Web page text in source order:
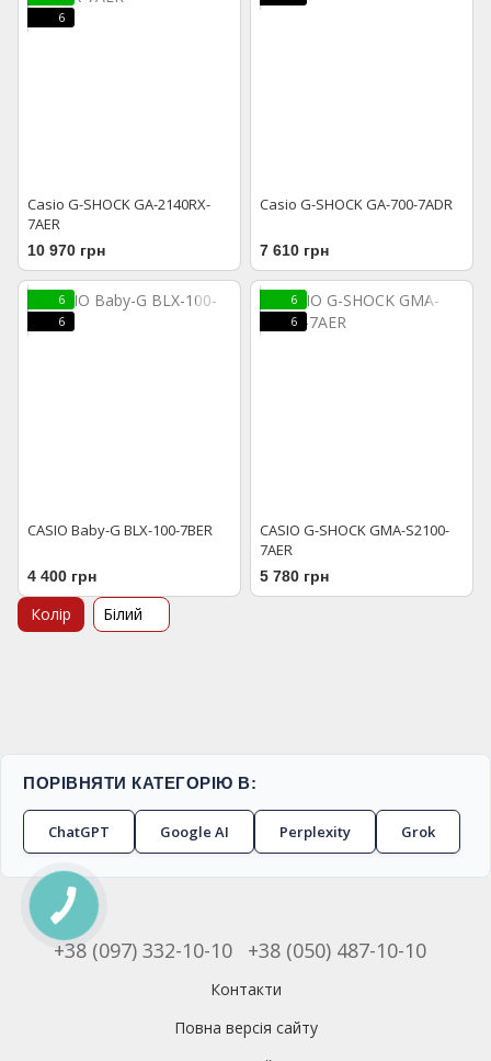
6
Casio G-SHOCK GA-2140RX-
7AER
10 970 грн
Casio G-SHOCK GA-700-7ADR
7 610 грн
6
6
CASIO Baby-G BLX-100-7BER
4 400 грн
6
6
CASIO G-SHOCK GMA-S2100-
7AER
5 780 грн
Колір Білий
ПОРІВНЯТИ КАТЕГОРІЮ В:
ChatGPT Google AI Perplexity Grok
+38 (097) 332-10-10 +38 (050) 487-10-10
Контакти
Повна версія сайту